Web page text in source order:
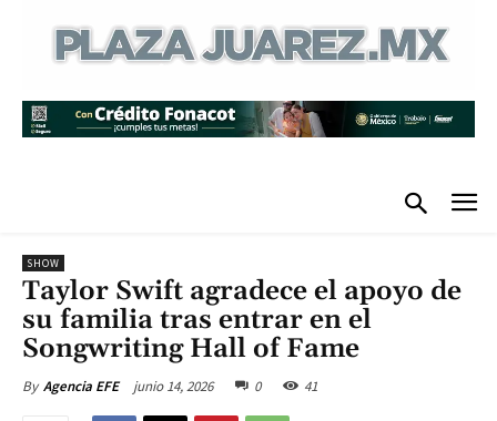
SHOW
Taylor Swift agradece el apoyo de
su familia tras entrar en el
Songwriting Hall of Fame
By Agencia EFE junio 14, 2026 0 41